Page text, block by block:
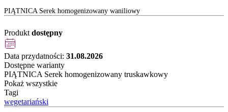
PIĄTNICA Serek homogenizowany waniliowy
Produkt dostępny
Data przydatności: 31.08.2026
Dostępne warianty
PIĄTNICA Serek homogenizowany truskawkowy
Pokaż wszystkie
Tagi
wegetariański